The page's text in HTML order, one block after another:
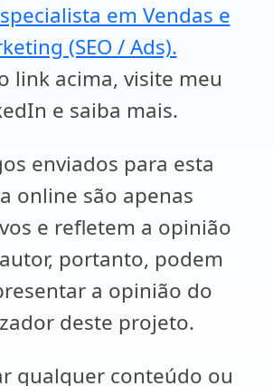
em Vendas e
(SEO / Ads).
link acima, visite meu
e saiba mais.
enviados para esta
online são apenas
e refletem a opinião
portanto, podem
a opinião do
deste projeto.
qualquer conteúdo ou